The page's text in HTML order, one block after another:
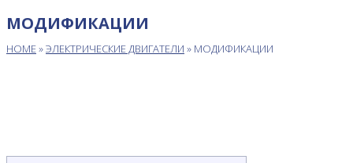
Menu
МОДИФИКАЦИИ
HOME»ЭЛЕКТРИЧЕСКИЕ ДВИГАТЕЛИ » МОДИФИКАЦИИ